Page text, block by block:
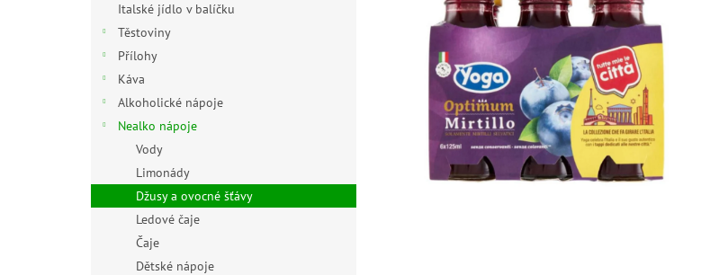
Italské jídlo v balíčku
Těstoviny
Přílohy
Káva
Alkoholické nápoje
Nealko nápoje
Vody
Limonády
Džusy a ovocné šťávy
Ledové čaje
Čaje
Dětské nápoje
hvězdiček.